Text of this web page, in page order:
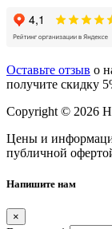
Оставьте отзыв о
получите скидку
Copyright © 2026
Цены и
публичной
Напишите нам
×